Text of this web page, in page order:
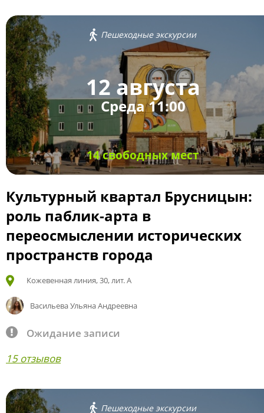
Пешеходные экскурсии
12 августа
Среда 11:00
14 свободных мест
Культурный квартал Брусницын:
роль паблик-арта в
переосмыслении исторических
пространств города
Кожевенная линия, 30, лит. А
Васильева Ульяна Андреевна
Ожидание записи
15 отзывов
Пешеходные экскурсии